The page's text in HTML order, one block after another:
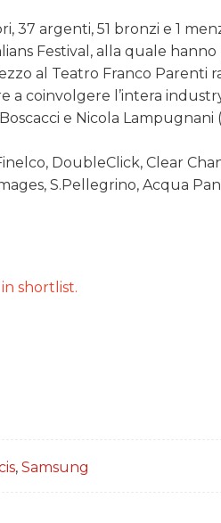
37 argenti, 51 bronzi e 1
Festival, alla quale
al Teatro Franco Parenti
coinvolgere l’intera
e Nicola Lampugnani
DoubleClick, Clear
S.Pellegrino, Acqua
shortlist.
, Samsung